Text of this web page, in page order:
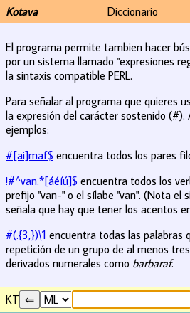
Kotava Diccionario
El programa permite tambien hacer
por un sistema llamado "expresiones
la sintaxis compatible PERL.
Para señalar al programa que quieres
la expresión del carácter sostenido (#).
ejemplos:
#[ai]maf$ encuentra todos los pares
!#^van.*[áéíú]$ encuentra todos los
prefijo "van-" o el sílabe "van". (Nota el
señala que hay que tener los acentos
#(.{3,})\1 encuentra todas las palabras
repetición de un grupo de al menos
derivados numerales como barbaraf.
KT